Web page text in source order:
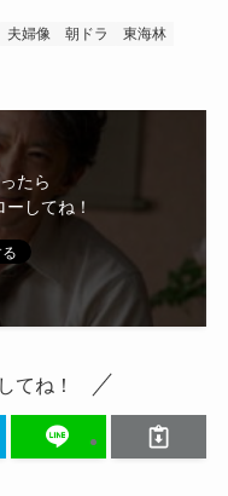
夫婦像 朝ドラ
東海林
たら
してね！
てね！